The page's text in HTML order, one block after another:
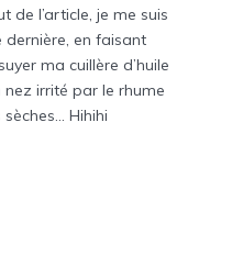
de l’article, je me suis
dernière, en faisant
ma cuillère d’huile
irrité par le rhume
Hihihi